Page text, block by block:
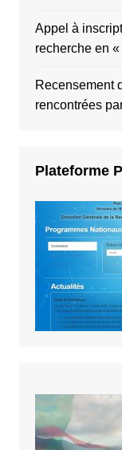
Appel à
recherche en
Recensement
rencontrées
Plateforme